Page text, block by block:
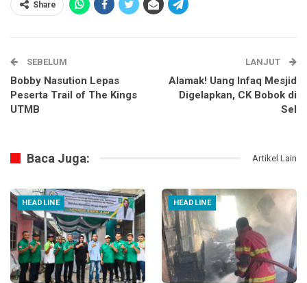
Share
SEBELUM
Bobby Nasution Lepas
Peserta Trail of The Kings
UTMB
LANJUT
Alamak! Uang Infaq Mesjid
Digelapkan, CK Bobok di
Sel
Baca Juga: Artikel Lain
HEADLINE HEADLINE